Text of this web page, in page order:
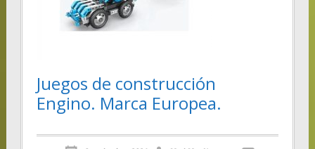
Juegos de construcción
Engino. Marca Europea.